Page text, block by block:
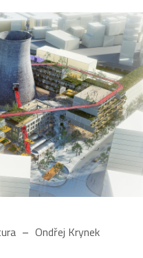
Ondřej Krynek